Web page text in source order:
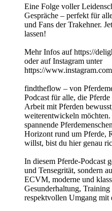
Eine Folge voller
Gespräche – perfekt für
und Fans der Trakehner.
lassen!
Mehr Infos auf https://
oder auf Instagram unter
https://
findtheflow – von
Podcast für alle, die
Arbeit mit Pferden
weiterentwickeln
spannende
Horizont rund um Pferde,
willst, bist du hier genau
In diesem Pferde-Podcast
und Tensegrität, sondern
ECVM, moderne und
Gesunderhaltung,
respektvollen Umgang